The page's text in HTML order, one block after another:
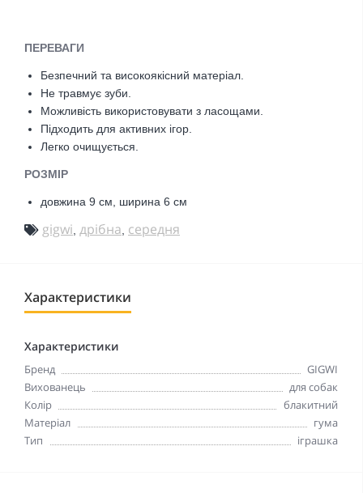
ПЕРЕВАГИ
Безпечний та високоякісний матеріал.
Не травмує зуби.
Можливість використовувати з ласощами.
Підходить для активних ігор.
Легко очищується.
РОЗМІР
довжина 9 см, ширина 6 см
gigwi дрібна середня
Характеристики
Характеристики
Бренд
GIGWI
Вихованець
для собак
Колір
блакитний
Матеріал
гума
Тип
іграшка